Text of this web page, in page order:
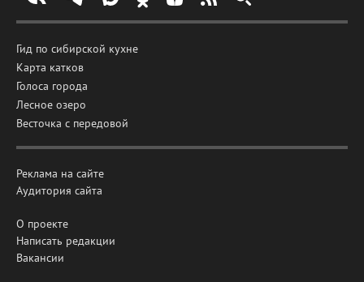
Гид по сибирской кухне
Карта катков
Голоса города
Лесное озеро
Весточка с передовой
Реклама на сайте
Аудитория сайта
О проекте
Написать редакции
Вакансии